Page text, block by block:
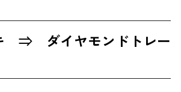
⇒ ダイヤモンドトレー